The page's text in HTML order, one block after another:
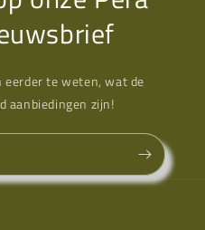
eerder te weten, wat de
aanbiedingen zijn!